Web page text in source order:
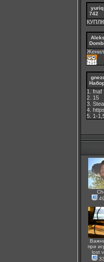
yuriq
742
1. fnaf
2. 15
3.
4.
5. 1-
при
lost